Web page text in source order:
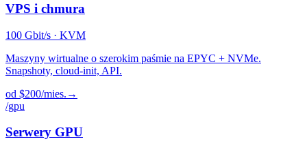
VPS i chmura
100 Gbit/s · KVM
Maszyny wirtualne o szerokim paśmie na EPYC + NVMe.
Snapshoty, cloud-init, API.
od $200/mies. →
/gpu
Serwery GPU